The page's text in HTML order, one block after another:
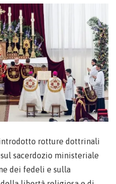
introdotto rotture dottrinali
sacerdozio ministeriale
dei fedeli e sulla